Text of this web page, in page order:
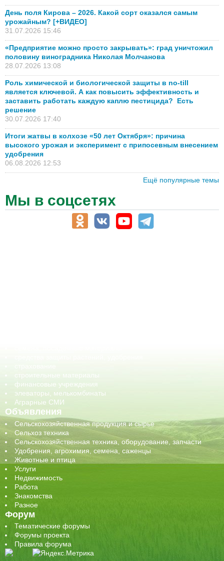
День поля Кирова – 2026. Какой сорт оказался самым
урожайным? [+ВИДЕО]
31.07.2026 15:46
«Предприятие можно просто закрывать»: град уничтожил
половину виноградника Николая Молчанова
28.07.2026 13:08
Роль химической и биологической защиты в no-till
является ключевой. А как повысить эффективность и
заставить работать каждую каплю пестицида? Есть
решение
30.07.2026 17:40
Итоги жатвы в колхозе «50 лет Октября»: причина
высокого урожая и эксперимент с припосевным внесением
удобрения
06.08.2026 12:53
Ещё популярные темы
Мы в соцсетях
строительные материалы
финансовые учреждения
элеваторы, мелькомбинаты
Аграрные СМИ
Объявления
Сельскохозяйственная продукция и сырье
Сельхоз техника
Сельскохозяйственная техника, оборудование, запчасти
Удобрения, агрохимия, семена, саженцы
Животные и птица
Услуги
Недвижимость
Работа
Знакомства
Разное
Форум
Тематические форумы
Форумы проекта
Правила форума